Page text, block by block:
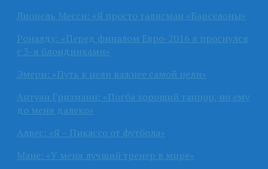
Лионель Месси: «Я просто талисман «Барселоны»
Роналду: «Перед финалом Евро-2016 я проснулся
с 3-я блондинками»
Эмери: «Путь к цели важнее самой цели»
Антуан Гризманн: «Погба хороший танцор, но ему
до меня далеко»
Алвес: «Я – Пикассо от футбола»
Мане: «У меня лучший тренер в мире»